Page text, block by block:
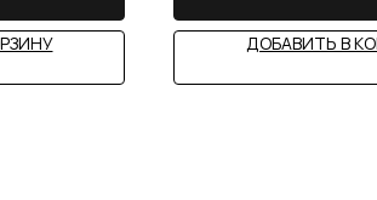
ДОБАВИТЬ В